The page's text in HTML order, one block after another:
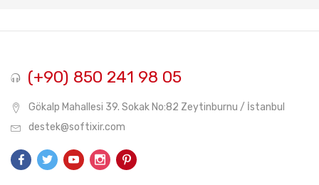
(+90) 850 241 98 05
Gökalp Mahallesi 39. Sokak No:82 Zeytinburnu / İstanbul
destek@softixir.com